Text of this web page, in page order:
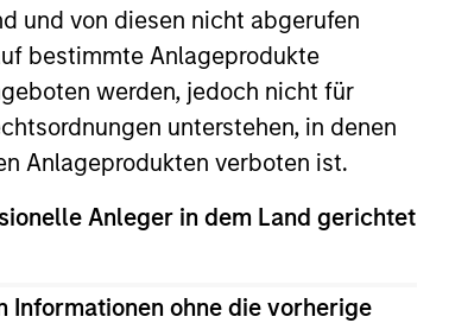
und von diesen nicht abgerufen
bestimmte Anlageprodukte
werden, jedoch nicht für
unterstehen, in denen
Anlageprodukten verboten ist.
Anleger in dem Land gerichtet
Informationen ohne die vorherige
Vance in 2001, and
officer in the
B.S. in Systems
He holds the